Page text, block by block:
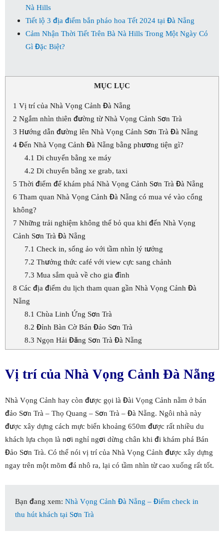
Nà Hills
Tiết lộ 3 địa điểm bắn pháo hoa Tết 2024 tại Đà Nẵng
Cảm Nhận Thời Tiết Trên Bà Nà Hills Trong Một Ngày Có
Gì Đặc Biệt?
MỤC LỤC
1 Vị trí của Nhà Vọng Cảnh Đà Nẵng
2 Ngắm nhìn thiên đường từ Nhà Vọng Cảnh Sơn Trà
3 Hướng dẫn đường lên Nhà Vọng Cảnh Sơn Trà Đà Nẵng
4 Đến Nhà Vọng Cảnh Đà Nẵng bằng phương tiện gì?
4.1 Di chuyển bằng xe máy
4.2 Di chuyển bằng xe grab, taxi
5 Thời điểm để khám phá Nhà Vọng Cảnh Sơn Trà Đà Nẵng
6 Tham quan Nhà Vọng Cảnh Đà Nẵng có mua vé vào cổng
không?
7 Những trải nghiệm không thể bỏ qua khi đến Nhà Vọng
Cảnh Sơn Trà Đà Nẵng
7.1 Check in, sống ảo với tầm nhìn lý tưởng
7.2 Thưởng thức café với view cực sang chảnh
7.3 Mua sắm quà về cho gia đình
8 Các địa điểm du lịch tham quan gần Nhà Vọng Cảnh Đà
Nẵng
8.1 Chùa Linh Ứng Sơn Trà
8.2 Đỉnh Bàn Cờ Bán Đảo Sơn Trà
8.3 Ngọn Hải Đăng Sơn Trà Đà Nẵng
Vị trí của Nhà Vọng Cảnh Đà Nẵng
Nhà Vọng Cảnh hay còn được gọi là Đài Vọng Cảnh nằm ở bán
đảo Sơn Trà – Thọ Quang – Sơn Trà – Đà Nẵng. Ngôi nhà này
được xây dựng cách mực biển khoảng 650m được rất nhiều du
khách lựa chọn là nơi nghỉ ngơi dừng chân khi đi khám phá Bán
Đảo Sơn Trà. Có thể nói vị trí của Nhà Vọng Cảnh được xây dựng
ngay trên một mõm đá nhô ra, lại có tầm nhìn từ cao xuống rất tốt.
Bạn đang xem: Nhà Vọng Cảnh Đà Nẵng – Điểm check in
thu hút khách tại Sơn Trà